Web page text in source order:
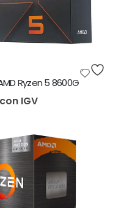
Ryzen 5 8600G
con IGV
S/994.79